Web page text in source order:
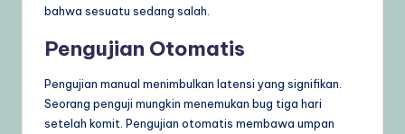
bahwa sesuatu sedang salah.
Pengujian Otomatis
Pengujian manual menimbulkan latensi yang signifikan.
Seorang penguji mungkin menemukan bug tiga hari
setelah komit. Pengujian otomatis membawa umpan